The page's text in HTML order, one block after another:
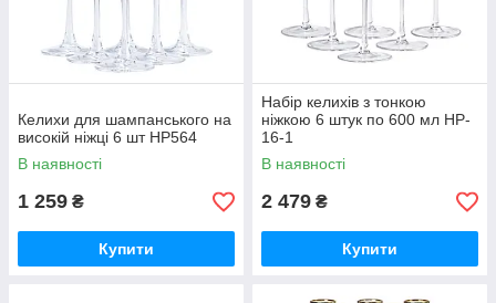
Келихи для шампанського на
високій ніжці 6 шт HP564
В наявності
1 259 ₴
Купити
Набір келихів з тонкою
ніжкою 6 штук по 600 мл HP-
16-1
В наявності
2 479 ₴
Купити